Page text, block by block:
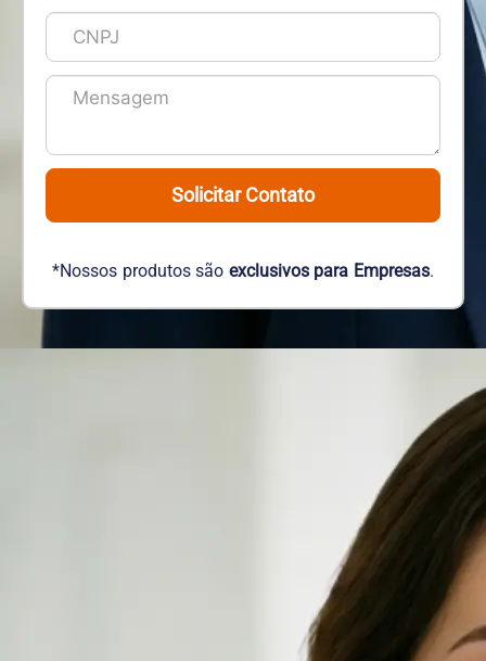
Solicitar Contato
*Nossos produtos são exclusivos para Empresas.